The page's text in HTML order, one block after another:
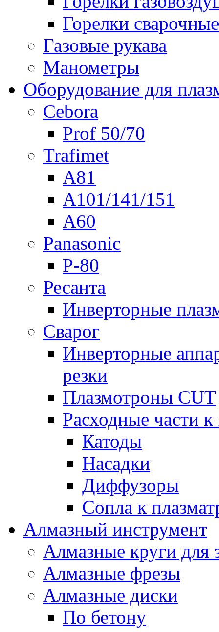
Горелки сварочные
Газовые рукава
Манометры
Оборудование для
Cebora
Prof 50/70
Trafimet
A81
A101/141/151
A60
Panasonic
P-80
Ресанта
Инверторные
Сварог
Инверторные
резки
Плазмотроны CUT
Расходные части
Катоды
Насадки
Диффузоры
Сопла к
Алмазный инструмент
Алмазные круги для
Алмазные фрезы
Алмазные диски
По бетону